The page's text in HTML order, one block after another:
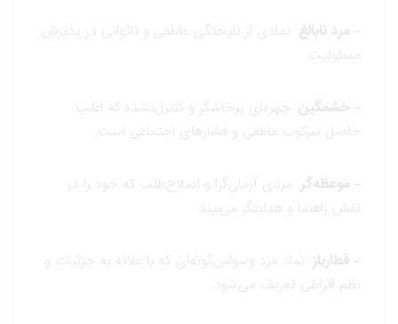
– مرد نابالغ : نمادی از ناپختگی عاطفی و ناتوانی در پذیرش
مسئولیت.
– خشمگین: چهره‌ای پرخاشگر و کنترل‌نشده که اغلب
حاصل سرکوب عاطفی و فشارهای اجتماعی است.
– موعظه‌گر: مردی آرمان‌گرا و اصلاح‌طلب که خود را در
نقش راهنما و هدایتگر می‌بیند.
– قطارباز: نماد مرد وسواس‌گونه‌ای که با علاقه به جزئیات و
نظم افراطی تعریف می‌شود.